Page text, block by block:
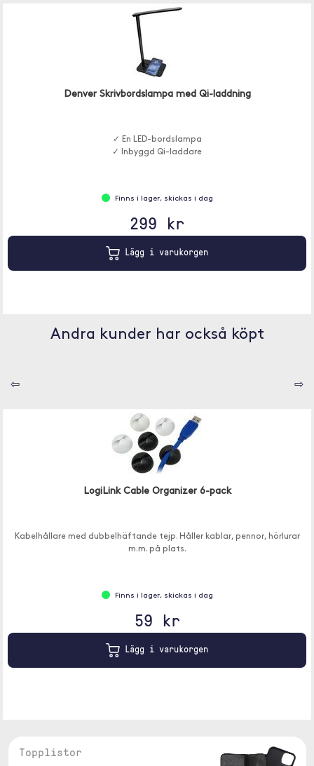
Denver Skrivbordslampa med Qi-laddning
✓ En LED-bordslampa
✓ Inbyggd Qi-laddare
Finns i lager, skickas i dag
299 kr
Lägg i varukorgen
Andra kunder har också köpt
⇦ ⇨
LogiLink Cable Organizer 6-pack
Kabelhållare med dubbelhäftande tejp. Håller kablar, pennor, hörlurar
m.m. på plats.
Finns i lager, skickas i dag
59 kr
Lägg i varukorgen
Topplistor